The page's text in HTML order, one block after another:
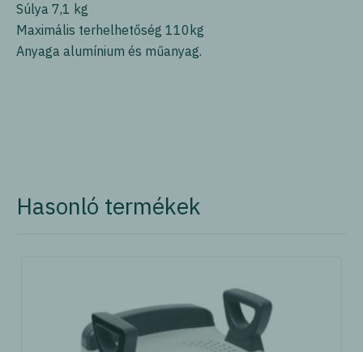
Súlya 7,1 kg
Maximális terhelhetőség 110kg
Anyaga alumínium és műanyag.
Hasonló termékek